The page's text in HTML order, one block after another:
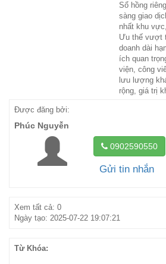
Sổ hồng
sàng giao
nhất khu
Ưu thế vượt
doanh dài
ích quan
viện, công
lưu lượng
rộng, giá trị
Được đăng bởi:
Phúc Nguyễn
0902590550
Gửi tin nhắn
Xem tất cả: 0
Ngày tạo: 2025-07-22 19:07:21
Từ Khóa: